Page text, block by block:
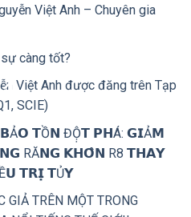
Việt Anh – Chuyên gia
càng tốt?
Việt Anh được đăng trên Tạp
SCIE)
𝗧Ồ𝗡 ĐỘ̣𝗧 𝗣𝗛Á: 𝗚𝗜Ả𝗠
RĂ𝗡𝗚 𝗞𝗛𝗢̂𝗡 R8 𝗧𝗛𝗔𝗬
𝗧𝗥𝗜̣ 𝗧Ủ𝗬
GIẢ TRÊN MỘT TRONG